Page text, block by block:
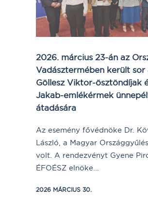
2026. március 23-án az
Vadásztermében került sor
Göllesz Viktor-ösztöndíjak
Jakab-emlékérmek
átadására
Az esemény fővédnöke Dr.
László, a Magyar
volt. A rendezvényt Gyene
ÉFOÉSZ elnöke...
2026 MÁRCIUS 30.